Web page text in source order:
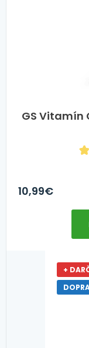
GS Vitamín
10,99€
+